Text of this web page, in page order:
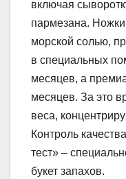
включая
пармезана.
морской солью,
в специальных
месяцев, а
месяцев. За это
веса,
Контроль
тест» –
букет запахов.